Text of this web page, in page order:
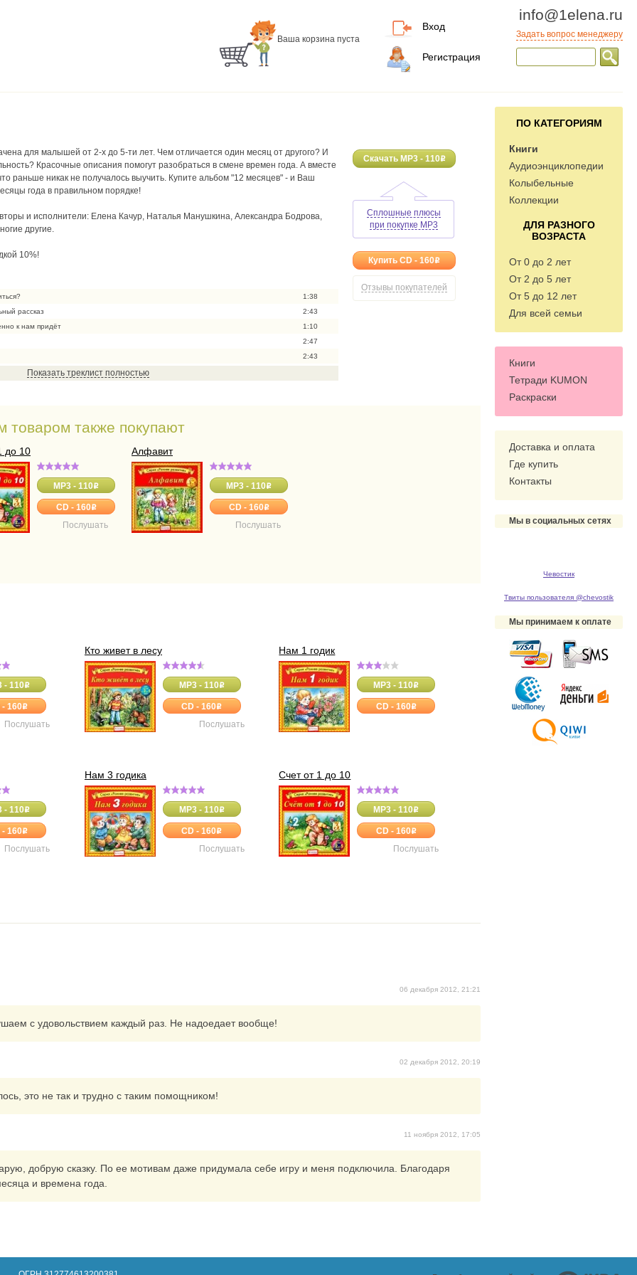
info@1elena.ru
Задать вопрос менеджеру
Вход
Регистрация
Ваша корзина пуста
ПО КАТЕГОРИЯМ
Книги
Аудиоэнциклопедии
Колыбельные
Коллекции
ДЛЯ РАЗНОГО
ВОЗРАСТА
От 0 до 2 лет
От 2 до 5 лет
От 5 до 12 лет
Для всей семьи
Книги
Тетради KUMON
Раскраски
Доставка и оплата
Где купить
Контакты
Мы в социальных сетях
Чевостик
Твиты пользователя @chevostik
Мы принимаем к оплате
Скачать MP3 - 110o
Сплошные плюсы
при покупке MP3
Купить CD - 160o
Отзывы покупателей
для малышей от 2-х до 5-ти лет. Чем отличается один месяц от другого? И
Красочные описания помогут разобраться в смене времен года. А вместе
раньше никак не получалось выучить. Купите альбом "12 месяцев" - и Ваш
года в правильном порядке!
и исполнители: Елена Качур, Наталья Манушкина, Александра Бодрова,
другие.
10%!
1:38
рассказ
2:43
к нам придёт
1:10
2:47
2:43
за другом
забываем
Показать треклист полностью
товаром также покупают
до 10
MP3 - 110o
CD - 160o
Послушать
Алфавит
MP3 - 110o
CD - 160o
Послушать
- 110o
- 160o
Послушать
Кто живет в лесу
MP3 - 110o
CD - 160o
Послушать
Нам 1 годик
MP3 - 110o
CD - 160o
- 110o
- 160o
Послушать
Нам 3 годика
MP3 - 110o
CD - 160o
Послушать
Счет от 1 до 10
MP3 - 110o
CD - 160o
Послушать
06 декабря 2012, 21:21
с удовольствием каждый раз. Не надоедает вообще!
02 декабря 2012, 20:19
это не так и трудно с таким помощником!
11 ноября 2012, 17:05
добрую сказку. По ее мотивам даже придумала себе игру и меня подключила. Благодаря
и времена года.